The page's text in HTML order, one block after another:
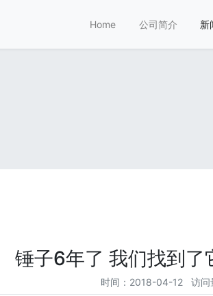
Home 公司简介 新
锤子6年了 我们找到了
时间：2018-04-12 访问